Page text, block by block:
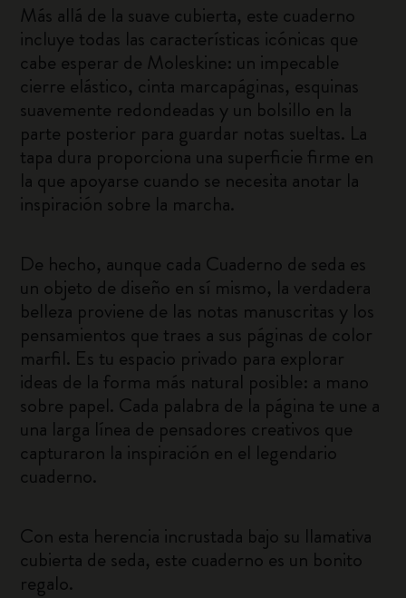
Más allá de la suave cubierta, este cuaderno
incluye todas las características icónicas que
cabe esperar de Moleskine: un impecable
cierre elástico, cinta marcapáginas, esquinas
suavemente redondeadas y un bolsillo en la
parte posterior para guardar notas sueltas. La
tapa dura proporciona una superficie firme en
la que apoyarse cuando se necesita anotar la
inspiración sobre la marcha.
De hecho, aunque cada Cuaderno de seda es
un objeto de diseño en sí mismo, la verdadera
belleza proviene de las notas manuscritas y los
pensamientos que traes a sus páginas de color
marfil. Es tu espacio privado para explorar
ideas de la forma más natural posible: a mano
sobre papel. Cada palabra de la página te une a
una larga línea de pensadores creativos que
capturaron la inspiración en el legendario
cuaderno.
Con esta herencia incrustada bajo su llamativa
cubierta de seda, este cuaderno es un bonito
regalo.